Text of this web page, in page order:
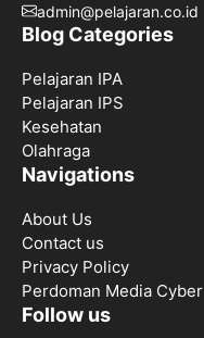
admin@pelajaran.co.id
Blog Categories
Pelajaran IPA
Pelajaran IPS
Kesehatan
Olahraga
Navigations
About Us
Contact us
Privacy Policy
Perdoman Media Cyber
Follow us